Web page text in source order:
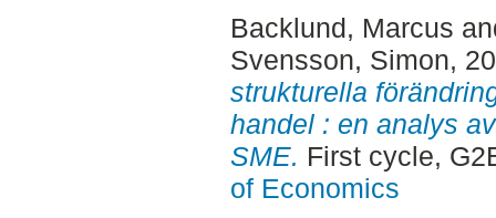
Backlund, Marcus
Svensson, Simon,
strukturella
handel : en analys
SME. First cycle,
of Economics